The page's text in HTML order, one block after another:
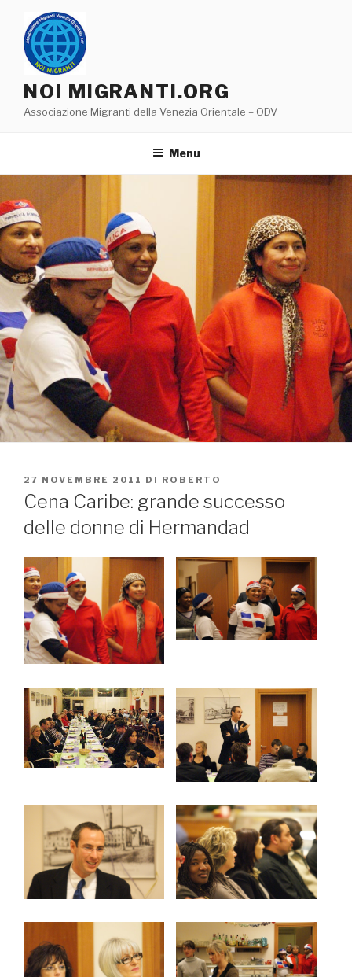
contenuto
NOI MIGRANTI.ORG
Associazione Migranti della Venezia Orientale – ODV
Menu
PUBBLICATO
IL
27 NOVEMBRE 2011 DI ROBERTO
Cena Caribe: grande successo
delle donne di Hermandad